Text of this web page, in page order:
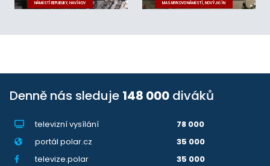
NÁMĚSTÍ REPUBLIKY, HAVÍŘOV MASARYKOVO NÁMĚSTÍ, NOVÝ JIČÍN
Denně nás sleduje 148 000 diváků
televizní vysílání
78 000
portál polar.cz
35 000
televize.polar
35 000